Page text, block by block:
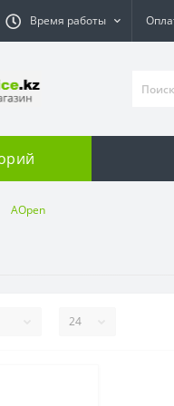
Время работы
AOpen